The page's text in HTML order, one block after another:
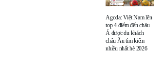
Agoda: Việt Nam lên
top 4 điểm đến châu
Á được du khách
châu Âu tìm kiếm
nhiều nhất hè 2026